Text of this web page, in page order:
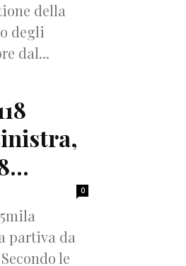
della
degli
dal...
0
partiva da
le